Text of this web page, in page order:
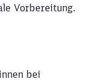
Vorbereitung.
bei